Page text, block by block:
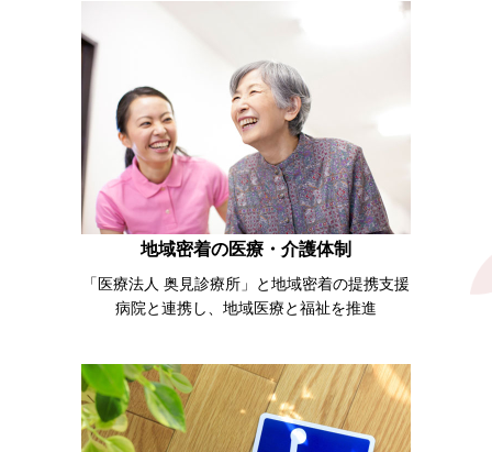
地域密着の医療・介護体制
「医療法人 奥見診療所」と地域密着の提携支援
病院と連携し、地域医療と福祉を推進